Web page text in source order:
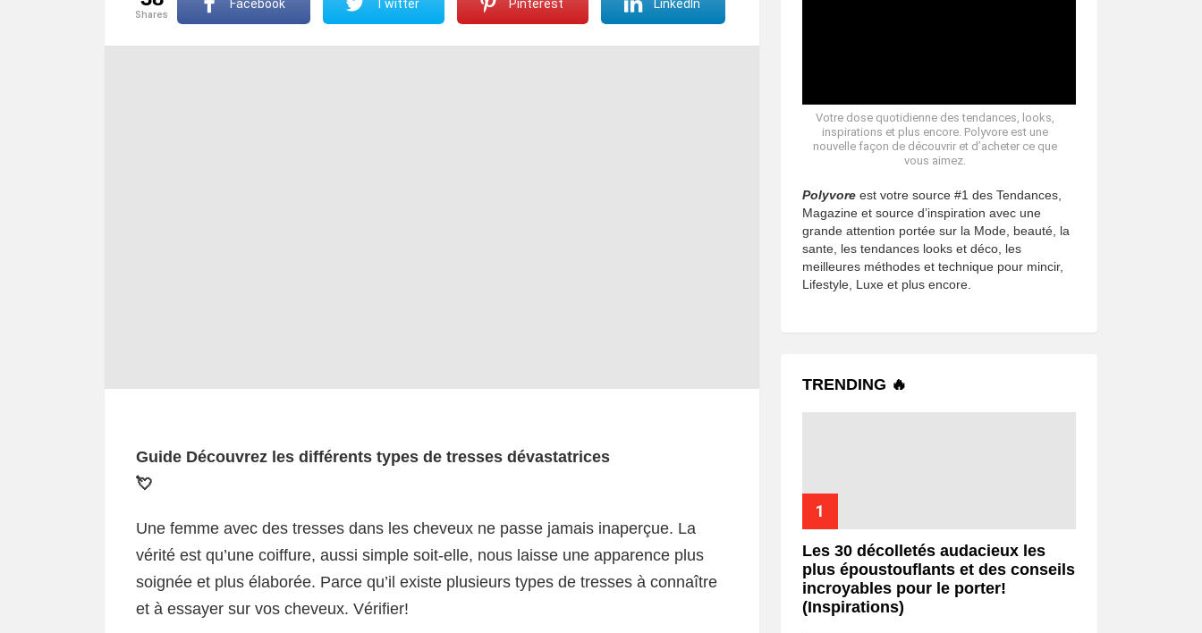
shares
Facebook Twitter Pinterest LinkedIn
Guide Découvrez les différents types de tresses dévastatrices
💘
Une femme avec des tresses dans les cheveux ne passe jamais inaperçue. La
vérité est qu’une coiffure, aussi simple soit-elle, nous laisse une apparence plus
soignée et plus élaborée. Parce qu’il existe plusieurs types de tresses à connaître
et à essayer sur vos cheveux. Vérifier!
Votre dose quotidienne des tendances, looks,
inspirations et plus encore. Polyvore est une
nouvelle façon de découvrir et d’acheter ce que
vous aimez.
Polyvore est votre source #1 des Tendances,
Magazine et source d’inspiration avec une
grande attention portée sur la Mode, beauté, la
sante, les tendances looks et déco, les
meilleures méthodes et technique pour mincir,
Lifestyle, Luxe et plus encore.
TRENDING 🔥
Les 30 décolletés audacieux les
plus époustouflants et des conseils
incroyables pour le porter!
(Inspirations)